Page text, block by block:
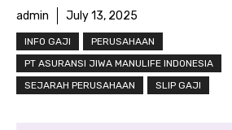
admin July 13, 2025
INFO GAJI
PERUSAHAAN
PT ASURANSI JIWA MANULIFE INDONESIA
SEJARAH PERUSAHAAN
SLIP GAJI